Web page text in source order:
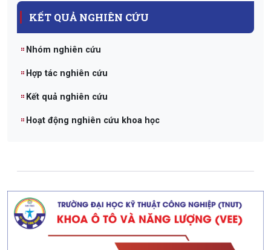
KẾT QUẢ NGHIÊN CỨU
Nhóm nghiên cứu
Hợp tác nghiên cứu
Kết quả nghiên cứu
Hoạt động nghiên cứu khoa học